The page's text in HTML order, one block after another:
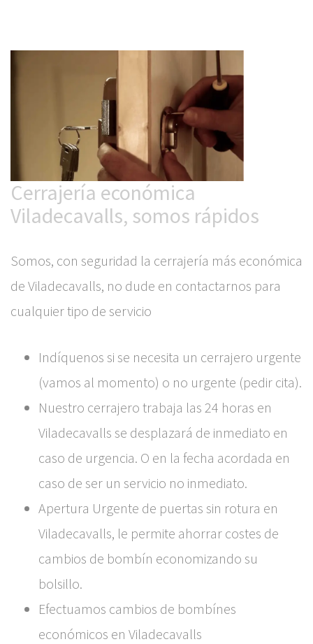
Cerrajería económica
Viladecavalls, somos rápidos
Somos, con seguridad la cerrajería más económica
de Viladecavalls, no dude en contactarnos para
cualquier tipo de servicio
Indíquenos si se necesita un cerrajero urgente
(vamos al momento) o no urgente (pedir cita).
Nuestro cerrajero trabaja las 24 horas en
Viladecavalls se desplazará de inmediato en
caso de urgencia. O en la fecha acordada en
caso de ser un servicio no inmediato.
Apertura Urgente de puertas sin rotura en
Viladecavalls, le permite ahorrar costes de
cambios de bombín economizando su
bolsillo.
Efectuamos cambios de bombínes
económicos en Viladecavalls